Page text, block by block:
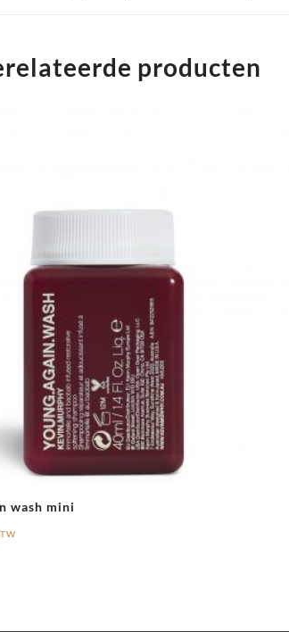
producten
wash mini